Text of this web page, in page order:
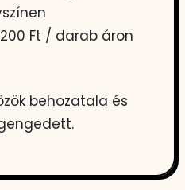
Ft / darab áron
behozatala és